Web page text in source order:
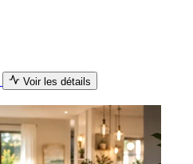
Voir les détails